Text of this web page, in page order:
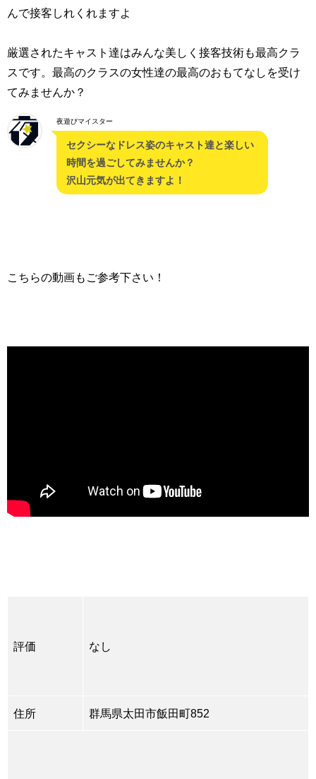
んで接客しれくれますよ
厳選されたキャスト達はみんな美しく接客技術も最高クラ
スです。最高のクラスの女性達の最高のおもてなしを受け
てみませんか？
夜遊びマイスター
セクシーなドレス姿のキャスト達と楽しい
時間を過ごしてみませんか？
沢山元気が出てきますよ！
こちらの動画もご参考下さい！
評価 なし
住所 群馬県太田市飯田町852